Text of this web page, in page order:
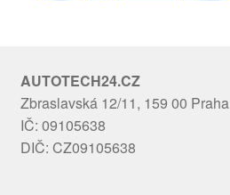
AUTOTECH24.CZ
Zbraslavská 12/11, 159 00 Praha
IČ: 09105638
DIČ: CZ09105638